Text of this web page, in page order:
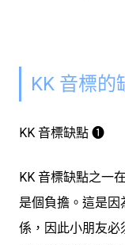
KK 音標的
KK 音標缺點 ➊
KK 音標缺點之一
是個負擔 。這是
係，因此小朋友必